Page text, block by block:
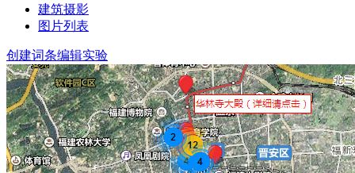
建筑摄影
图片列表
创建词条编辑实验